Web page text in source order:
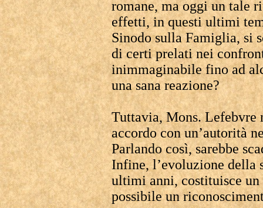
romane, ma oggi un tale
effetti, in questi ultimi
Sinodo sulla Famiglia, si
di certi prelati nei
inimmaginabile fino ad
una sana reazione?
Tuttavia, Mons. Lefebvre
accordo con un’autorità
Parlando così, sarebbe
Infine, l’evoluzione della
ultimi anni, costituisce un
possibile un